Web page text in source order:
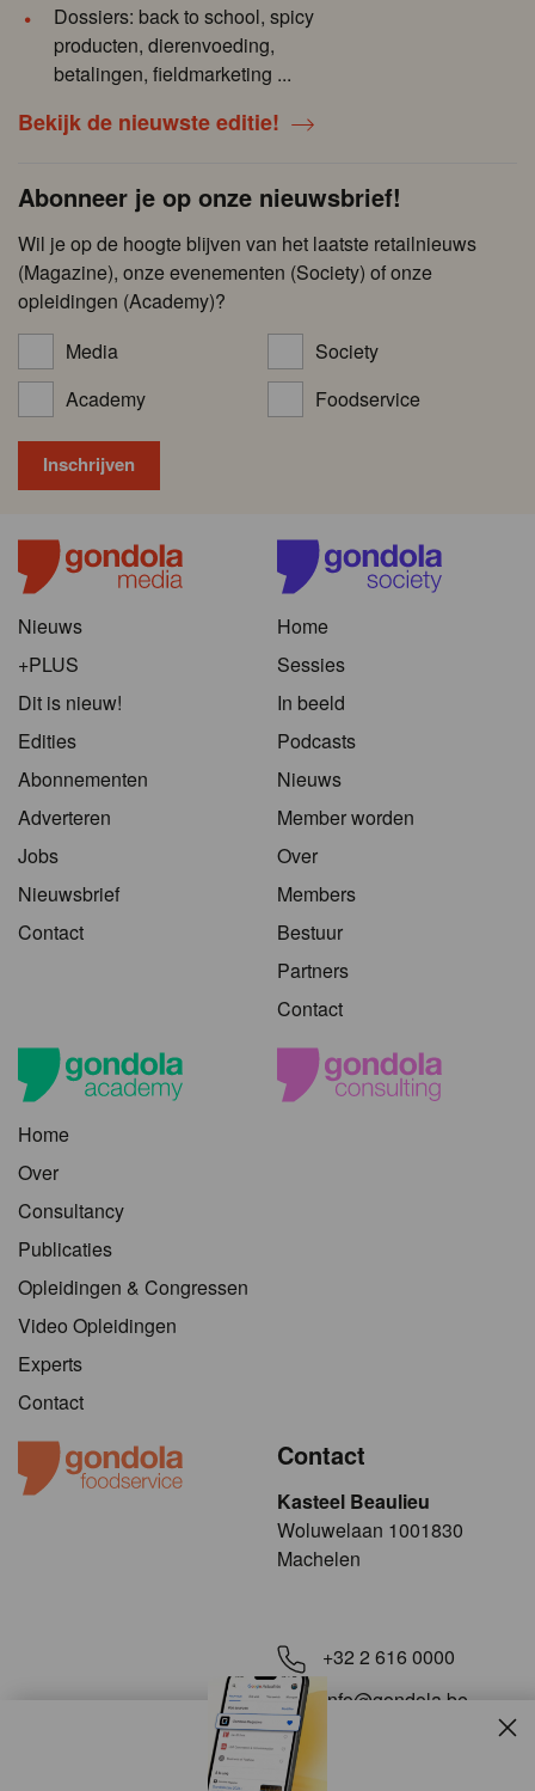
Dossiers: back to school, spicy
producten, dierenvoeding,
betalingen, fieldmarketing ...
Bekijk de nieuwste editie!
Abonneer je op onze nieuwsbrief!
Wil je op de hoogte blijven van het laatste retailnieuws
(Magazine), onze evenementen (Society) of onze
opleidingen (Academy)?
Media
Society
Academy
Foodservice
Nieuws
+PLUS
Dit is nieuw!
Edities
Abonnementen
Adverteren
Jobs
Nieuwsbrief
Contact
Home
Sessies
In beeld
Podcasts
Nieuws
Member worden
Over
Members
Bestuur
Partners
Contact
Home
Over
Consultancy
Publicaties
Opleidingen & Congressen
Video Opleidingen
Experts
Contact
Contact
Kasteel Beaulieu
​​​Woluwelaan 1001830
Machelen
+32 2 616 0000
info@gondola.be
Volg ons op